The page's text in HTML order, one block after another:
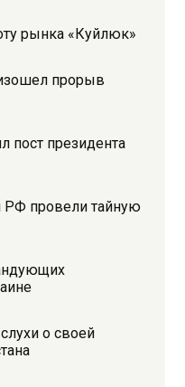
рынка «Куйлюк»
прорыв
пост президента
РФ провели тайную
о своей